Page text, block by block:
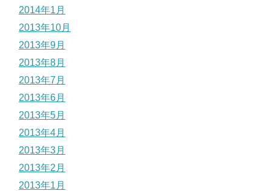
2014年1月
2013年10月
2013年9月
2013年8月
2013年7月
2013年6月
2013年5月
2013年4月
2013年3月
2013年2月
2013年1月